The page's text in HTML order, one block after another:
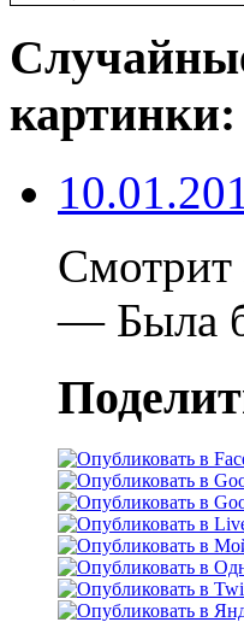
картинки:
— Была